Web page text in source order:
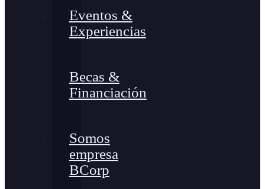
Eventos &
Experiencias
Becas &
Financiación
Somos
empresa
BCorp